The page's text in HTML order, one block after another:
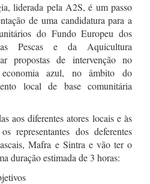
liderada pela A2S, é um passo
de uma candidatura para a
do Fundo Europeu dos
Pescas e da Aquicultura
propostas de intervenção no
azul, no âmbito do
local de base comunitária
aos diferentes atores locais e às
representantes dos deferentes
Mafra e Sintra e vão ter o
duração estimada de 3 horas: